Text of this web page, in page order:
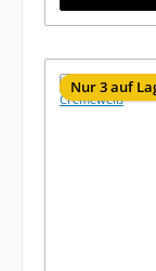
Nur 3 auf